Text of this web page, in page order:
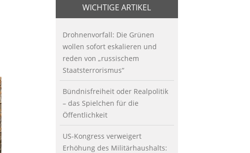
WICHTIGE ARTIKEL
Drohnenvorfall: Die Grünen
wollen sofort eskalieren und
reden von „russischem
Staatsterrorismus“
Bündnisfreiheit oder Realpolitik
– das Spielchen für die
Öffentlichkeit
US-Kongress verweigert
Erhöhung des Militärhaushalts: